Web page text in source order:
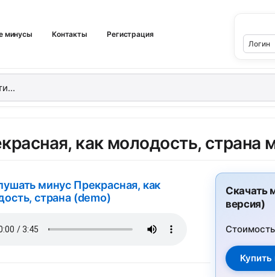
минусы Контакты Регистрация
как молодость, страна
минус Прекрасная, как
страна (demo)
Скачать
версия)
Стоимость